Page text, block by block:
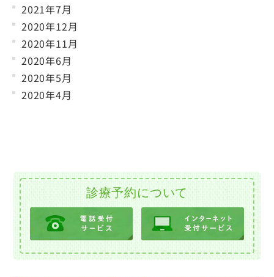
2021年7月
2020年12月
2020年11月
2020年6月
2020年5月
2020年4月
診療予約について